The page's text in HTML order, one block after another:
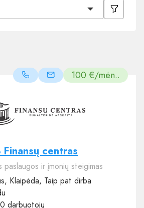
100 €/mėn..
Finansų centras
paslaugos ir įmonių steigimas
Klaipėda, Taip pat dirba
darbuotojų